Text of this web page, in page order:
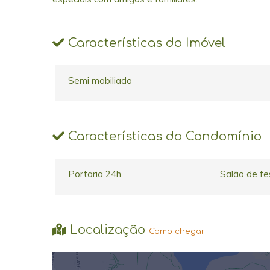
Características do Imóvel
Semi mobiliado
Características do Condomínio
Portaria 24h Salão de
Localização Como chegar